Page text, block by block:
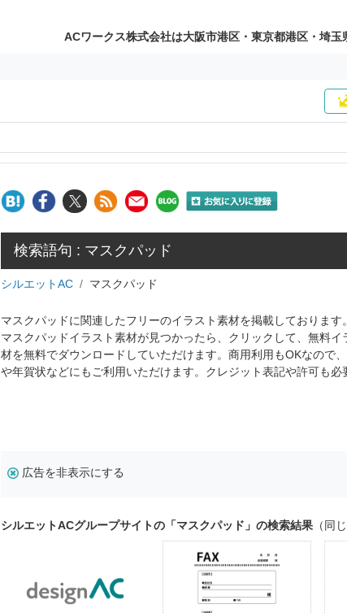
ACワークス株式会社は大阪市港区・東京都港区・埼
検索語句 : マスクパッド
シルエットAC マスクパッド
マスクパッドに関連したフリーのイラスト素材を掲載しておりま
マスクパッドイラスト素材が見つかったら、クリックして、無料
材を無料でダウンロードしていただけます。商用利用もOKなので
や年賀状などにもご利用いただけます。クレジット表記や許可も必
広告を非表示にする
シルエットACグループサイトの「マスクパッド」の検索結果 （同